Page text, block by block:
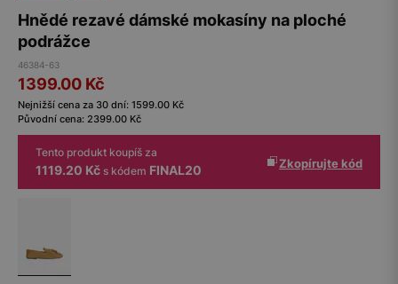
Hnědé rezavé dámské mokasíny na ploché
podrážce
46384-63
1399.00 Kč
Nejnižší cena za 30 dní: 1599.00 Kč
Původní cena: 2399.00 Kč
Tento produkt koupíš za
1119.20 Kč s kódem FINAL20 Zkopírujte kód